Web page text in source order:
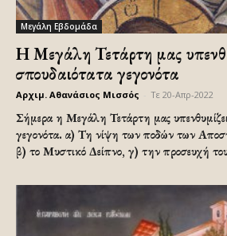
Μεγάλη Εβδομάδα
Η Μεγάλη Τετάρτη μας
σπουδαιότατα γεγονότα
Αρχιμ. Αθανάσιος Μισσός Τε 20-Απρ-2022
Σήμερα η Μεγάλη Τετάρτη μας
γεγονότα. α) Τη νίψη των ποδών των
β) το Μυστικό Δείπνο, γ) την προσευχή